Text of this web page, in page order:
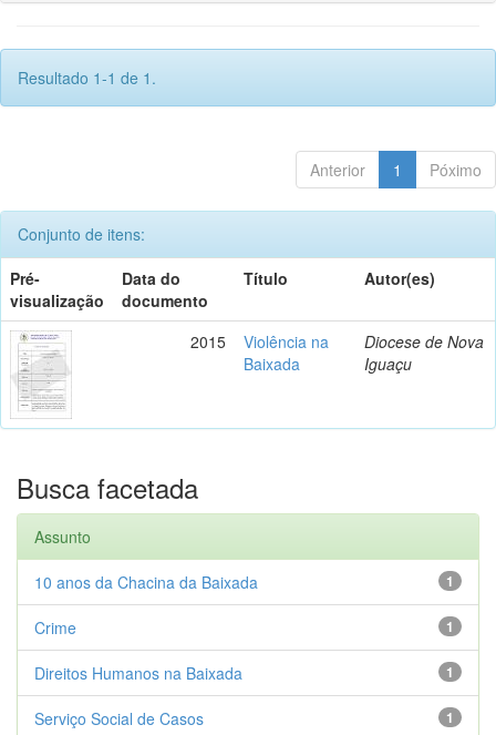
Resultado 1-1 de 1.
Anterior 1 Póximo
Conjunto de itens:
Pré-
visualização
Data do
documento
Título Autor(es)
2015
Violência na
Baixada
Diocese de Nova
Iguaçu
Busca facetada
Assunto
1
10 anos da Chacina da Baixada
1
Crime
1
Direitos Humanos na Baixada
1
Serviço Social de Casos